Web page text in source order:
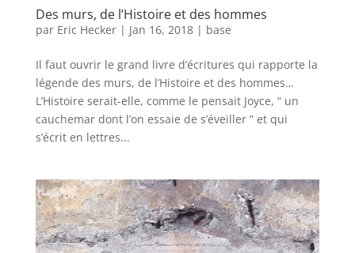
Des murs, de l’Histoire et des hommes
par Eric Hecker| Jan 16, 2018| base
Il faut ouvrir le grand livre d’écritures qui rapporte la
légende des murs, de l’Histoire et des hommes…
L’Histoire serait-elle, comme le pensait Joyce, “ un
cauchemar dont l’on essaie de s’éveiller ” et qui
s’écrit en lettres...